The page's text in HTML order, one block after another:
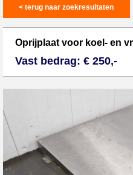
< terug naar zoekresultaten
Oprijplaat voor koel- en
Vast bedrag: € 250,-